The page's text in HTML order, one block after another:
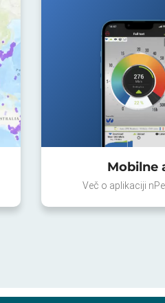
Mobilne
Več o aplikaciji